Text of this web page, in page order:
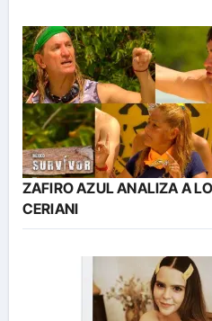
ZAFIRO AZUL ANALIZA A
CERIANI